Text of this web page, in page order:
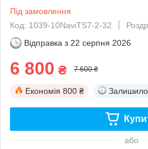
Під замовлення
Код: 1039-10NaviTS7-2-32
Відправка з 22 серпня 2026
6 800 ₴ 7 600 ₴
Економія 800 ₴
або